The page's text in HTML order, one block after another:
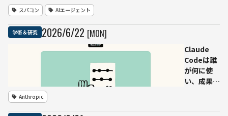
ジス
タ
ー、
3D構
理研、科
学研究基
盤モデル
開発を支
スパコン AIエージェント
学術＆研究 2026/6/22 [MON]
Claude
Codeは誰
が何に使
い、成果は
Anthropic